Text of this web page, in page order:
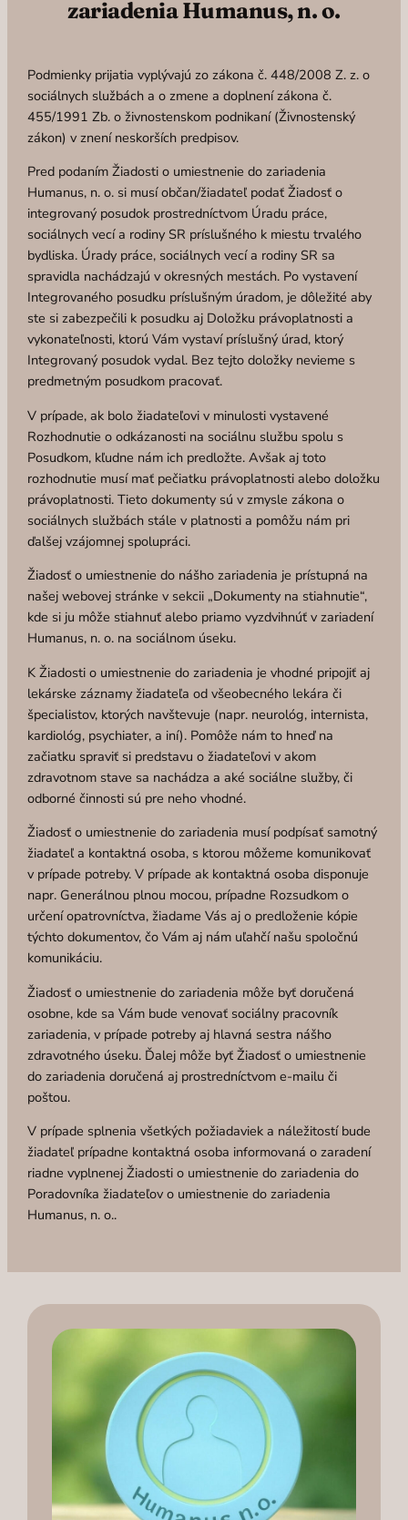
zariadenia Humanus, n. o.
Podmienky prijatia vyplývajú zo zákona č. 448/2008 Z. z. o
sociálnych službách a o zmene a doplnení zákona č.
455/1991 Zb. o živnostenskom podnikaní (Živnostenský
zákon) v znení neskorších predpisov.
Pred podaním Žiadosti o umiestnenie do zariadenia
Humanus, n. o. si musí občan/žiadateľ podať Žiadosť o
integrovaný posudok prostredníctvom Úradu práce,
sociálnych vecí a rodiny SR príslušného k miestu trvalého
bydliska. Úrady práce, sociálnych vecí a rodiny SR sa
spravidla nachádzajú v okresných mestách. Po vystavení
Integrovaného posudku príslušným úradom, je dôležité aby
ste si zabezpečili k posudku aj Doložku právoplatnosti a
vykonateľnosti, ktorú Vám vystaví príslušný úrad, ktorý
Integrovaný posudok vydal. Bez tejto doložky nevieme s
predmetným posudkom pracovať.
V prípade, ak bolo žiadateľovi v minulosti vystavené
Rozhodnutie o odkázanosti na sociálnu službu spolu s
Posudkom, kľudne nám ich predložte. Avšak aj toto
rozhodnutie musí mať pečiatku právoplatnosti alebo doložku
právoplatnosti. Tieto dokumenty sú v zmysle zákona o
sociálnych službách stále v platnosti a pomôžu nám pri
ďalšej vzájomnej spolupráci.
Žiadosť o umiestnenie do nášho zariadenia je prístupná na
našej webovej stránke v sekcii „Dokumenty na stiahnutie“,
kde si ju môže stiahnuť alebo priamo vyzdvihnúť v zariadení
Humanus, n. o. na sociálnom úseku.
K Žiadosti o umiestnenie do zariadenia je vhodné pripojiť aj
lekárske záznamy žiadateľa od všeobecného lekára či
špecialistov, ktorých navštevuje (napr. neurológ, internista,
kardiológ, psychiater, a iní). Pomôže nám to hneď na
začiatku spraviť si predstavu o žiadateľovi v akom
zdravotnom stave sa nachádza a aké sociálne služby, či
odborné činnosti sú pre neho vhodné.
Žiadosť o umiestnenie do zariadenia musí podpísať samotný
žiadateľ a kontaktná osoba, s ktorou môžeme komunikovať
v prípade potreby. V prípade ak kontaktná osoba disponuje
napr. Generálnou plnou mocou, prípadne Rozsudkom o
určení opatrovníctva, žiadame Vás aj o predloženie kópie
týchto dokumentov, čo Vám aj nám uľahčí našu spoločnú
komunikáciu.
Žiadosť o umiestnenie do zariadenia môže byť doručená
osobne, kde sa Vám bude venovať sociálny pracovník
zariadenia, v prípade potreby aj hlavná sestra nášho
zdravotného úseku. Ďalej môže byť Žiadosť o umiestnenie
do zariadenia doručená aj prostredníctvom e-mailu či
poštou.
V prípade splnenia všetkých požiadaviek a náležitostí bude
žiadateľ prípadne kontaktná osoba informovaná o zaradení
riadne vyplnenej Žiadosti o umiestnenie do zariadenia do
Poradovníka žiadateľov o umiestnenie do zariadenia
Humanus, n. o..